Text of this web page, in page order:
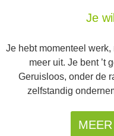
Je
Je hebt momenteel
meer uit. Je bent ’t
Geruisloos, onder de
zelfstandig